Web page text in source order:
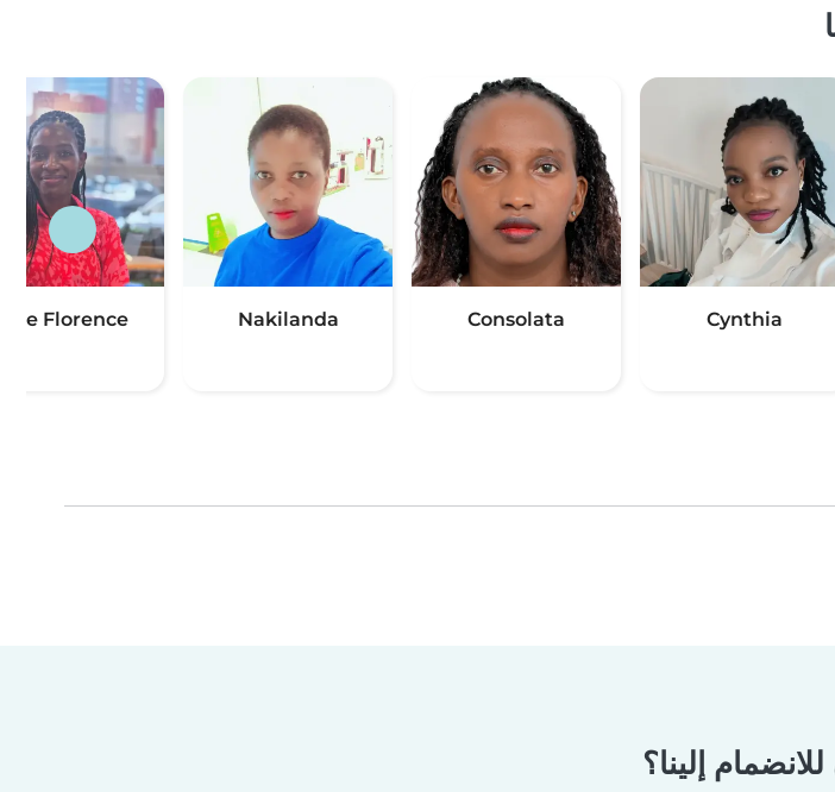
Cynthia
Consolata
Nakilanda
Florence
إلينا؟